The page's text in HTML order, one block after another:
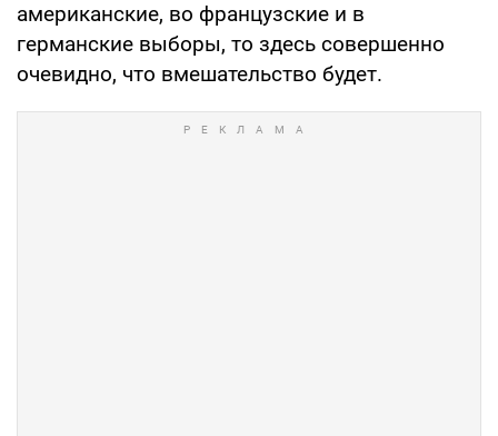
американские, во французские и в
германские выборы, то здесь совершенно
очевидно, что вмешательство будет.